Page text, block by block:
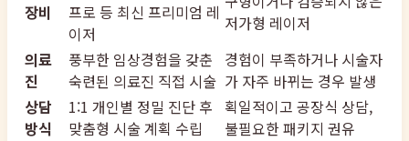
장비
프로 등 최신 프리미엄 레
이저
저가형 레이저
의료
진
풍부한 임상경험을 갖춘
숙련된 의료진 직접 시술
경험이 부족하거나 시술자
가 자주 바뀌는 경우 발생
상담
방식
1:1 개인별 정밀 진단 후
맞춤형 시술 계획 수립
획일적이고 공장식 상담,
불필요한 패키지 권유